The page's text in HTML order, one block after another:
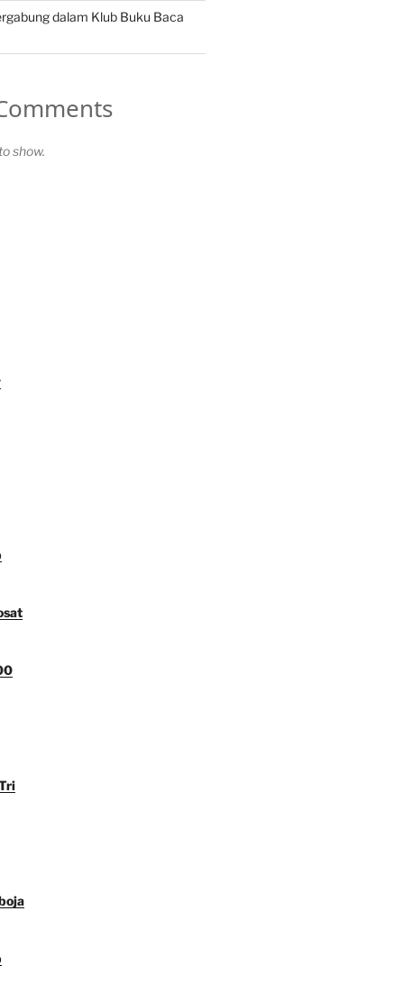
dalam Klub Buku Baca
show.